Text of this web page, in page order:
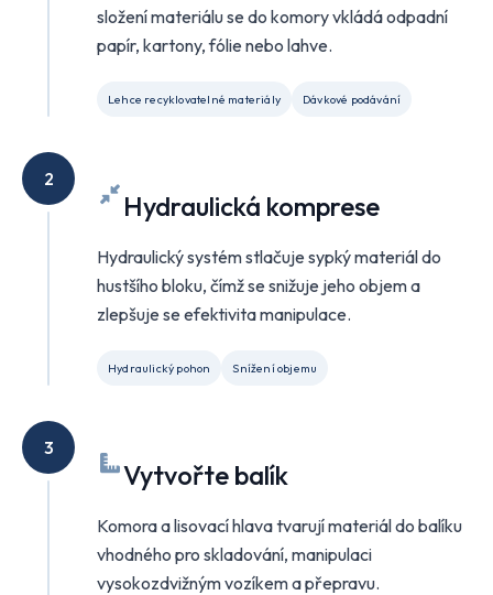
složení materiálu se do komory vkládá odpadní
papír, kartony, fólie nebo lahve.
Lehce recyklovatelné materiály Dávkové podávání
2
Hydraulická komprese
Hydraulický systém stlačuje sypký materiál do
hustšího bloku, čímž se snižuje jeho objem a
zlepšuje se efektivita manipulace.
Hydraulický pohon Snížení objemu
3
Vytvořte balík
Komora a lisovací hlava tvarují materiál do balíku
vhodného pro skladování, manipulaci
vysokozdvižným vozíkem a přepravu.